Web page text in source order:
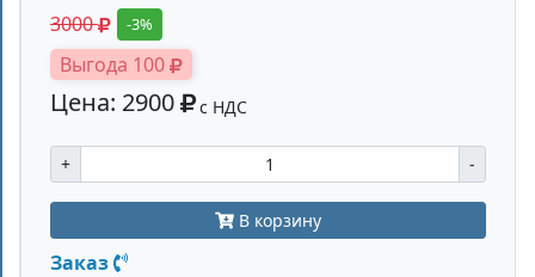
3000 -3%
Выгода 100
Цена: 2900 с НДС
+ -
В корзину
Заказ